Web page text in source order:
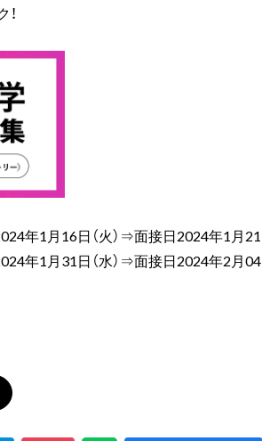
年1月16日（火）⇒面接日2024年1月21
年1月31日（水）⇒面接日2024年2月04